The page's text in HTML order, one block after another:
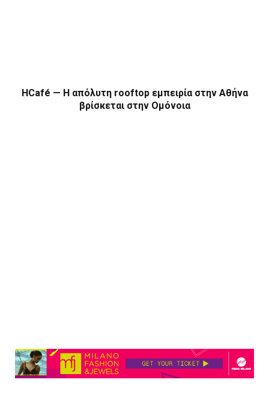
HCafé — Η απόλυτη rooftop εμπειρία στην Αθήνα
βρίσκεται στην Ομόνοια